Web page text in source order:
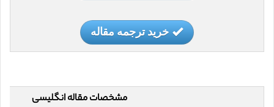
خرید ترجمه مقاله
مشخصات مقاله انگلیسی